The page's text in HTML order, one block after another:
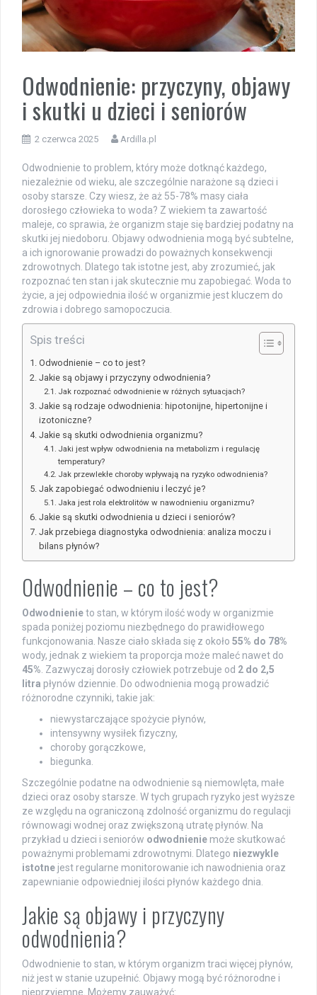
Odwodnienie: przyczyny, objawy
i skutki u dzieci i seniorów
2 czerwca 2025 Ardilla.pl
Odwodnienie to problem, który może dotknąć każdego,
niezależnie od wieku, ale szczególnie narażone są dzieci i
osoby starsze. Czy wiesz, że aż 55-78% masy ciała
dorosłego człowieka to woda? Z wiekiem ta zawartość
maleje, co sprawia, że organizm staje się bardziej podatny na
skutki jej niedoboru. Objawy odwodnienia mogą być subtelne,
a ich ignorowanie prowadzi do poważnych konsekwencji
zdrowotnych. Dlatego tak istotne jest, aby zrozumieć, jak
rozpoznać ten stan i jak skutecznie mu zapobiegać. Woda to
życie, a jej odpowiednia ilość w organizmie jest kluczem do
zdrowia i dobrego samopoczucia.
Spis treści
Odwodnienie – co to jest?
Jakie są objawy i przyczyny odwodnienia?
Jak rozpoznać odwodnienie w różnych sytuacjach?
Jakie są rodzaje odwodnienia: hipotonijne, hipertonijne i
izotoniczne?
Jakie są skutki odwodnienia organizmu?
Jaki jest wpływ odwodnienia na metabolizm i regulację
temperatury?
Jak przewlekłe choroby wpływają na ryzyko odwodnienia?
Jak zapobiegać odwodnieniu i leczyć je?
Jaka jest rola elektrolitów w nawodnieniu organizmu?
Jakie są skutki odwodnienia u dzieci i seniorów?
Jak przebiega diagnostyka odwodnienia: analiza moczu i
bilans płynów?
Odwodnienie – co to jest?
Odwodnienieto stan, w którym ilość wody w organizmie
spada poniżej poziomu niezbędnego do prawidłowego
funkcjonowania. Nasze ciało składa się z około 55% do 78%
wody, jednak z wiekiem ta proporcja może maleć nawet do
45% . Zazwyczaj dorosły człowiek potrzebuje od 2 do 2,5
litra płynów dziennie. Do odwodnienia mogą prowadzić
różnorodne czynniki, takie jak:
niewystarczające spożycie płynów,
intensywny wysiłek fizyczny,
choroby gorączkowe,
biegunka.
Szczególnie podatne na odwodnienie są niemowlęta, małe
dzieci oraz osoby starsze. W tych grupach ryzyko jest wyższe
ze względu na ograniczoną zdolność organizmu do regulacji
równowagi wodnej oraz zwiększoną utratę płynów. Na
przykład u dzieci i seniorów odwodnienie może skutkować
poważnymi problemami zdrowotnymi. Dlatego niezwykle
istotne jest regularne monitorowanie ich nawodnienia oraz
zapewnianie odpowiedniej ilości płynów każdego dnia.
Jakie są objawy i przyczyny
odwodnienia?
Odwodnienie to stan, w którym organizm traci więcej płynów,
niż jest w stanie uzupełnić. Objawy mogą być różnorodne i
nieprzyjemne. Możemy zauważyć: